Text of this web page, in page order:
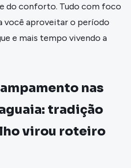
e do conforto. Tudo com foco
você aproveitar o período
e mais tempo vivendo a
nas
tradição
virou roteiro